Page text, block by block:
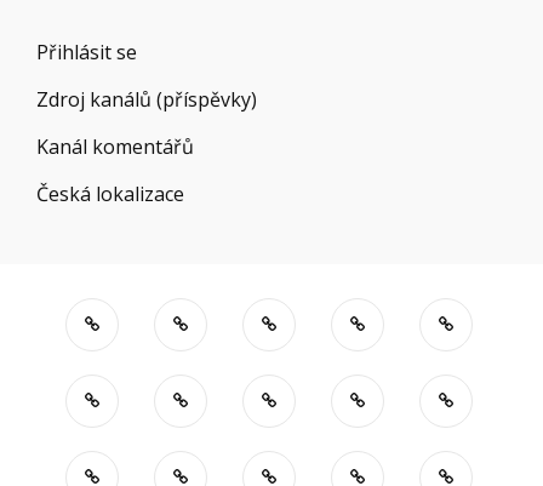
Přihlásit se
Zdroj kanálů (příspěvky)
Kanál komentářů
Česká lokalizace